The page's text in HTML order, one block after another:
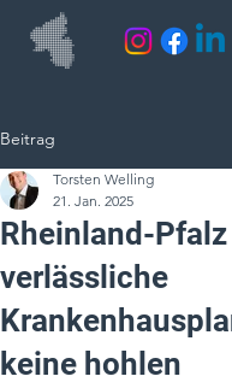
Beitrag
Rheinland-
verlässliche
keine hohlen
Torsten Welling
21. Jan. 2025